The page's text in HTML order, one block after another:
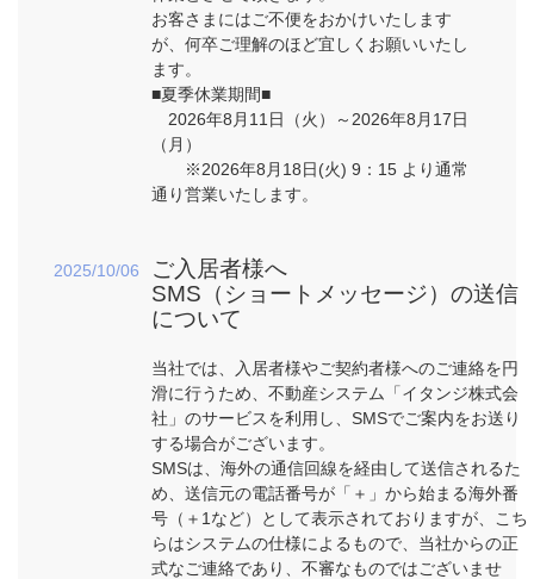
お客さまにはご不便をおかけいたします
が、何卒ご理解のほど宜しくお願いいたし
ます。
■夏季休業期間■
2026年8月11日（火） ～ 2026年8月17日
（月）
※2026年8 月18日(火) 9 ： 15 より通常
通り営業いたします。
2025/10/06
ご入居者様へ
SMS（ショートメッセージ）の送信
について
当社では、入居者様やご契約者様へのご連絡を円
滑に行うため、不動産システム「イタンジ株式会
社」のサービスを利用し、SMSでご案内をお送り
する場合がございます。
SMSは、海外の通信回線を経由して送信されるた
め、送信元の電話番号が「＋」から始まる海外番
号（＋1など）として表示されておりますが、こち
らはシステムの仕様によるもので、当社からの正
式なご連絡であり、不審なものではございませ